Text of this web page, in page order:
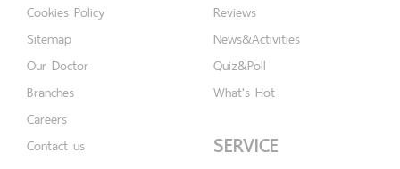
Cookies Policy
Sitemap
Our Doctor
Branches
Careers
Contact us
Reviews
News&Activities
Quiz&Poll
What's Hot
SERVICE